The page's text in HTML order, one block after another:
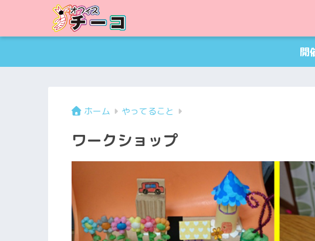
開
ホーム やってること
ワークショップ